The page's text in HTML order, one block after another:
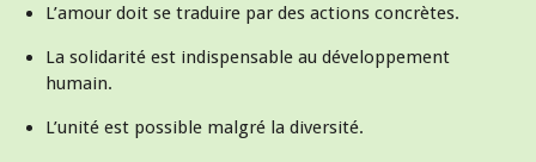
L’amour doit se traduire par des actions concrètes.
La solidarité est indispensable au développement
humain.
L’unité est possible malgré la diversité.